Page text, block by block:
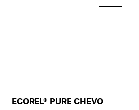
ECOREL® PURE CHEVO